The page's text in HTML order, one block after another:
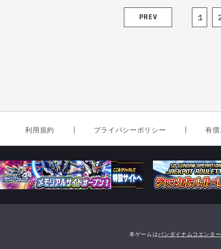
PREV 1
利用規約 プライバシーポリシー 有
本ゲームはバンダイナムコエンタ